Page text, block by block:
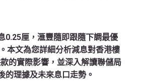
0.25厘，滙豐隨即跟隨下調最優
本文為您詳細分析減息對香港樓
的實際影響，並深入解讀聯儲局
的理據及未來息口走勢。